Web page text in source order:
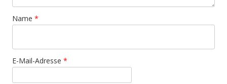
Name *
E-Mail-Adresse *